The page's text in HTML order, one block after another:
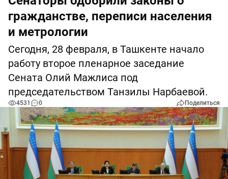
гражданстве, переписи населения
и метрологии
Сегодня, 28 февраля, в Ташкенте начало
работу второе пленарное заседание
Сената Олий Мажлиса под
председательством Танзилы Нарбаевой.
4531 0 Поделиться